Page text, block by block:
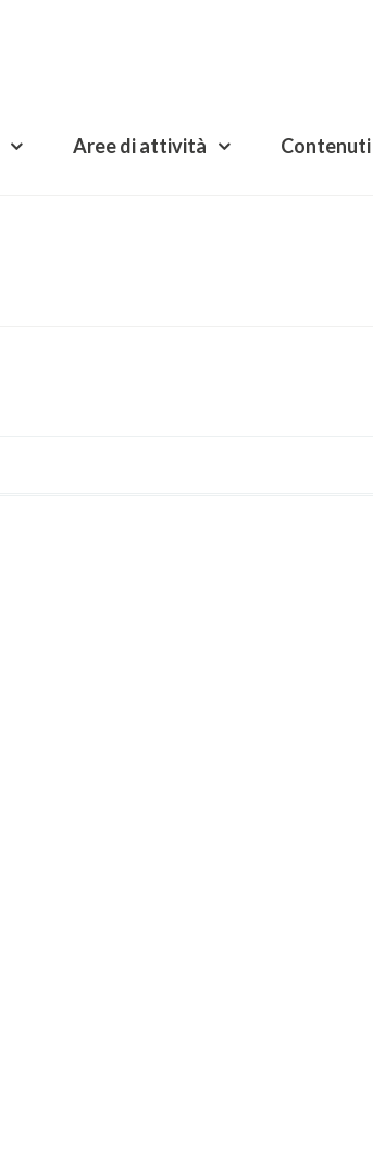
Aree di attività Contenuti